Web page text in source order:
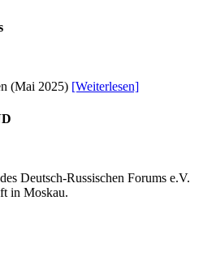
(Mai 2025) [Weiterlesen]
Deutsch-Russischen Forums e.V.
in Moskau.